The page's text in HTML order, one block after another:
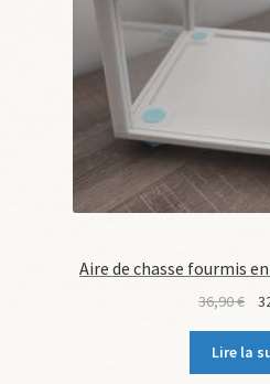
Aire de chasse fourmis
36,90€
Le
Lire la